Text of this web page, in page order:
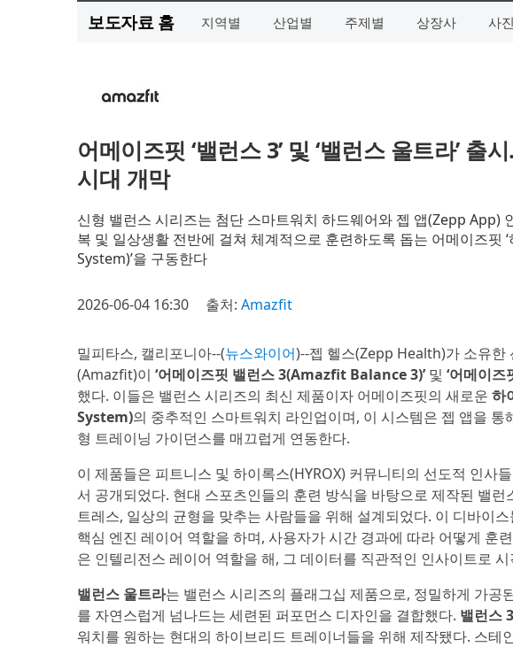
보도자료 홈 지역별 산업별 주제별 상장사 사진
어메이즈핏 ‘밸런스 3’ 및 ‘밸런스 울트라’
시대 개막
신형 밸런스 시리즈는 첨단 스마트워치 하드웨어와 젭 앱(Zepp App)
복 및 일상생활 전반에 걸쳐 체계적으로 훈련하도록 돕는 어메이즈
System)’을 구동한다
2026-06-04 16:30 출처: Amazfit
밀피타스, 캘리포니아--(뉴스와이어)--젭 헬스(Zepp Health)가 소유한
(Amazfit)이 ‘어메이즈핏 밸런스 3(Amazfit Balance 3)’및 ‘어메이
했다. 이들은 밸런스 시리즈의 최신 제품이자 어메이즈핏의 새로운 하
System)의 중추적인 스마트워치 라인업이며, 이 시스템은 젭 앱을
형 트레이닝 가이던스를 매끄럽게 연동한다.
이 제품들은 피트니스 및 하이록스(HYROX) 커뮤니티의 선도적 인사
서 공개되었다. 현대 스포츠인들의 훈련 방식을 바탕으로 제작된 밸
트레스, 일상의 균형을 맞추는 사람들을 위해 설계되었다. 이 디바이
핵심 엔진 레이어 역할을 하며, 사용자가 시간 경과에 따라 어떻게 훈
은 인텔리전스 레이어 역할을 해, 그 데이터를 직관적인 인사이트로
밸런스 울트라는 밸런스 시리즈의 플래그십 제품으로, 정밀하게 가공
를 자연스럽게 넘나드는 세련된 퍼포먼스 디자인을 결합했다. 밸런스 3
워치를 원하는 현대의 하이브리드 트레이너들을 위해 제작됐다. 스테